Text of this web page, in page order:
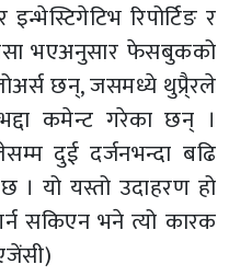
रिपोर्टिङ र
भएअनुसार फेसबुकको
छन्, जसमध्ये थुप्रै्रले
कमेन्ट गरेका छन् ।
दुई दर्जनभन्दा बढि
। यो यस्तो उदाहरण हो
सकिएन भने त्यो कारक